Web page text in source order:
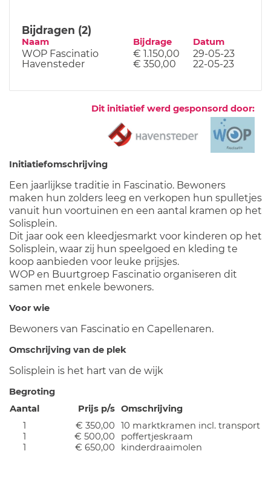
Bijdragen (2)
Naam Bijdrage Datum
WOP Fascinatio € 1.150,00
29-05-23
Havensteder
€ 350,00 22-05-23
Dit initiatief werd gesponsord door:
Initiatiefomschrijving
Een jaarlijkse traditie in Fascinatio. Bewoners
maken hun zolders leeg en verkopen hun spulletjes
vanuit hun voortuinen en een aantal kramen op het
Solisplein.
Dit jaar ook een kleedjesmarkt voor kinderen op het
Solisplein, waar zij hun speelgoed en kleding te
koop aanbieden voor leuke prijsjes.
WOP en Buurtgroep Fascinatio organiseren dit
samen met enkele bewoners.
Voor wie
Bewoners van Fascinatio en Capellenaren.
Omschrijving van de plek
Solisplein is het hart van de wijk
Begroting
Aantal
Prijs p/s Omschrijving
1
€ 350,00
10 marktkramen incl. transport
1
€ 500,00
poffertjeskraam
1
€ 650,00 kinderdraaimolen